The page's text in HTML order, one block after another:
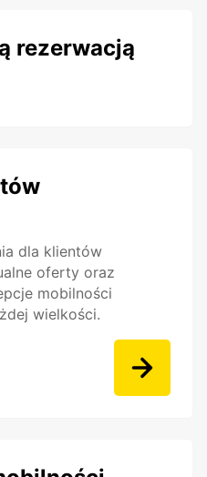
rezerwacją
dla klientów
oferty oraz
mobilności
wielkości.